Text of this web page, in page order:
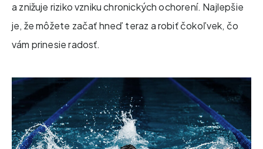
a znižuje riziko vzniku chronických ochorení. Najlepšie
je, že môžete začať hneď teraz a robiť čokoľvek, čo
vám prinesie radosť.